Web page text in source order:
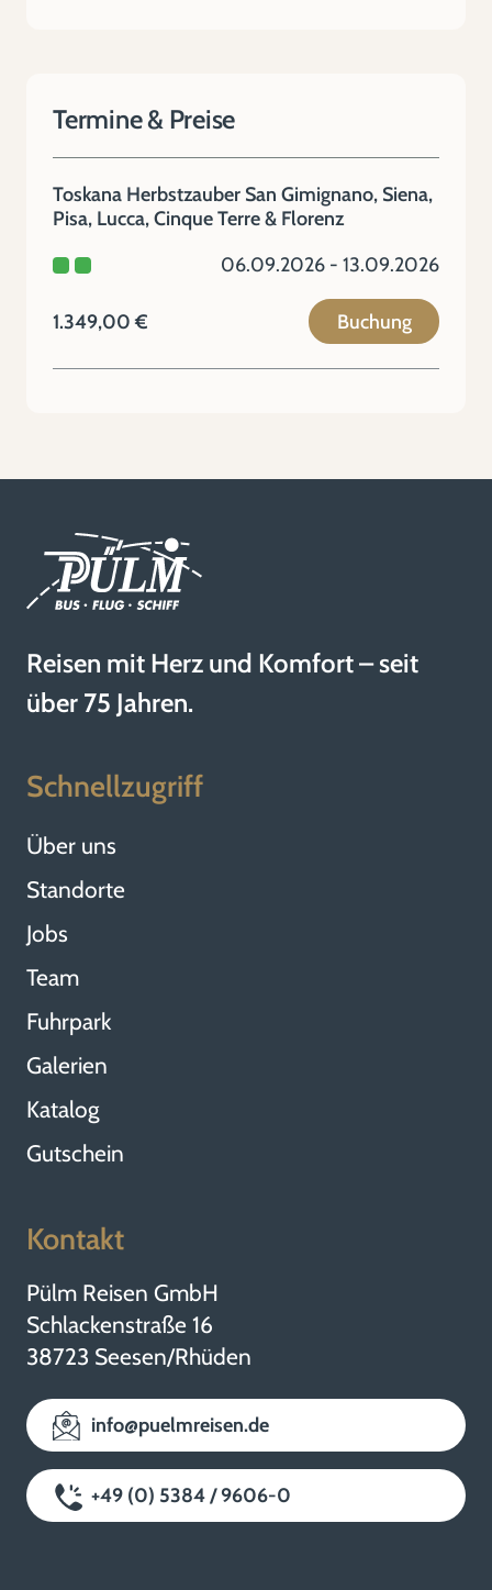
Termine & Preise
Toskana Herbstzauber San Gimignano, Siena,
Pisa, Lucca, Cinque Terre & Florenz
06.09.2026 - 13.09.2026
1.349,00 € Buchung
Reisen mit Herz und Komfort – seit
über 75 Jahren.
Schnellzugriff
Über uns
Standorte
Jobs
Team
Fuhrpark
Galerien
Katalog
Gutschein
Kontakt
Pülm Reisen GmbH
Schlackenstraße 16
38723 Seesen/Rhüden
info@puelmreisen.de
+49 (0) 5384 / 9606-0